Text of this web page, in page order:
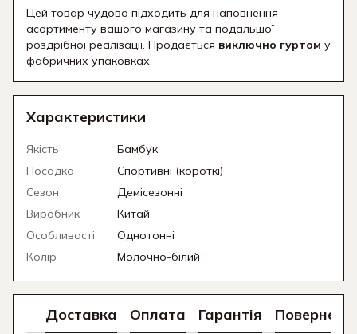
Цей товар чудово підходить для наповнення
асортименту вашого магазину та подальшої
роздрібної реалізації. Продається виключно гуртом у
фабричних упаковках.
Характеристики
Якість
Бамбук
Посадка
Спортивні (короткі)
Сезон
Демісезонні
Виробник
Китай
Особливості
Однотонні
Колір
Молочно-білий
Доставка Оплата Гарантія